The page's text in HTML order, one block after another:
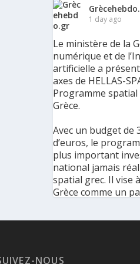
1 day ago
Le ministère de la
numérique et de
artificielle a
axes de HELLAS-
Programme
Grèce.
Avec un budget de
d’euros, le
plus important
national jamais
spatial grec. Il vise
Grèce comme un
La Grèce présente
NOUS